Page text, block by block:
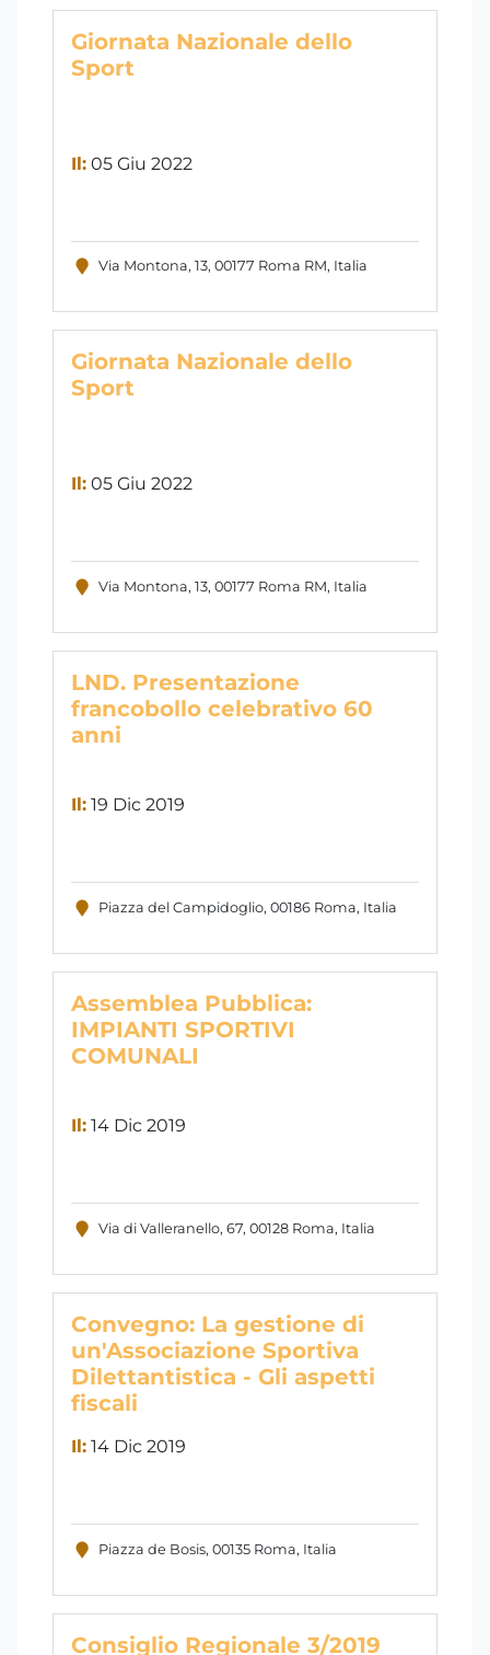
Giornata Nazionale dello
Sport
Il: 05 Giu 2022
Via Montona, 13, 00177 Roma RM, Italia
Giornata Nazionale dello
Sport
Il: 05 Giu 2022
Via Montona, 13, 00177 Roma RM, Italia
LND. Presentazione
francobollo celebrativo 60
anni
Il: 19 Dic 2019
Piazza del Campidoglio, 00186 Roma, Italia
Assemblea Pubblica:
IMPIANTI SPORTIVI
COMUNALI
Il: 14 Dic 2019
Via di Valleranello, 67, 00128 Roma, Italia
Convegno: La gestione di
un'Associazione Sportiva
Dilettantistica - Gli aspetti
fiscali
Il: 14 Dic 2019
Piazza de Bosis, 00135 Roma, Italia
Consiglio Regionale 3/2019